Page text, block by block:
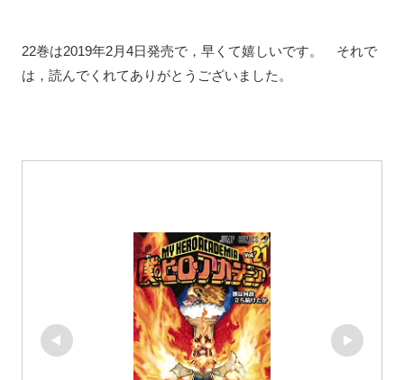
22巻は2019年2月4日発売で，早くて嬉しいです。 それで
は，読んでくれてありがとうございました。